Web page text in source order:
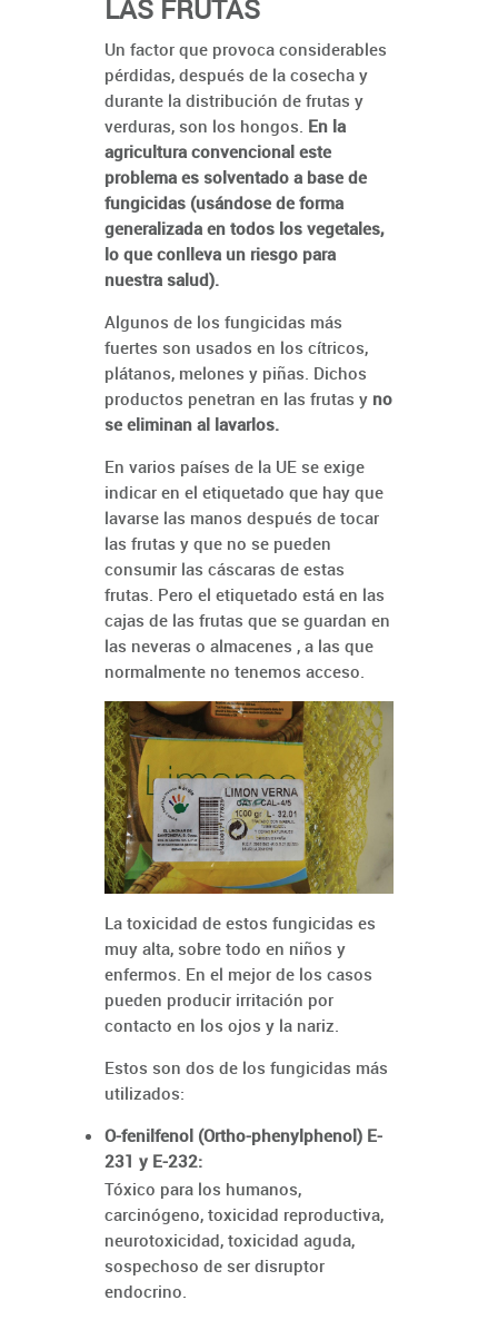
LAS FRUTAS
Un factor que provoca considerables
pérdidas, después de la cosecha y
durante la distribución de frutas y
verduras, son los hongos. En la
agricultura convencional este
problema es solventado a base de
fungicidas (usándose de forma
generalizada en todos los vegetales,
lo que conlleva un riesgo para
nuestra salud).
Algunos de los fungicidas más
fuertes son usados en los cítricos,
plátanos, melones y piñas. Dichos
productos penetran en las frutas y no
se eliminan al lavarlos.
En varios países de la UE se exige
indicar en el etiquetado que hay que
lavarse las manos después de tocar
las frutas y que no se pueden
consumir las cáscaras de estas
frutas. Pero el etiquetado está en las
cajas de las frutas que se guardan en
las neveras o almacenes , a las que
normalmente no tenemos acceso.
La toxicidad de estos fungicidas es
muy alta, sobre todo en niños y
enfermos. En el mejor de los casos
pueden producir irritación por
contacto en los ojos y la nariz.
Estos son dos de los fungicidas más
utilizados:
O-fenilfenol (Ortho-phenylphenol) E-
231 y E-232:
Tóxico para los humanos,
carcinógeno, toxicidad reproductiva,
neurotoxicidad, toxicidad aguda,
sospechoso de ser disruptor
endocrino.